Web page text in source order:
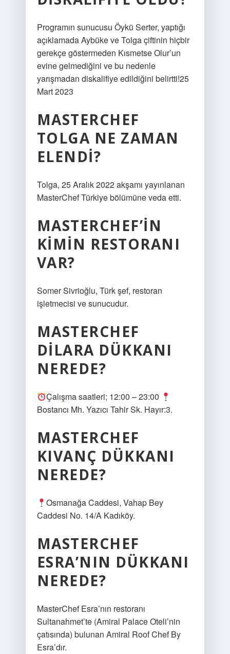
Programın sunucusu Öykü Serter, yaptığı
açıklamada Aybüke ve Tolga çiftinin hiçbir
gerekçe göstermeden Kısmetse Olur’un
evine gelmediğini ve bu nedenle
yarışmadan diskalifiye edildiğini belirtti!25
Mart 2023
MASTERCHEF
TOLGA NE ZAMAN
ELENDI?
Tolga, 25 Aralık 2022 akşamı yayınlanan
MasterChef Türkiye bölümüne veda etti.
MASTERCHEF’IN
KIMIN RESTORANI
VAR?
Somer Sivrioğlu, Türk şef, restoran
işletmecisi ve sunucudur.
MASTERCHEF
DILARA DÜKKANI
NEREDE?
Çalışma saatleri; 12:00 – 23:00
Bostancı Mh. Yazıcı Tahir Sk. Hayır:3.
MASTERCHEF
KIVANÇ DÜKKANI
NEREDE?
Osmanağa Caddesi, Vahap Bey
Caddesi No. 14/A Kadıköy.
MASTERCHEF
ESRA’NIN DÜKKANI
NEREDE?
MasterChef Esra’nın restoranı
Sultanahmet’te (Amiral Palace Oteli’nin
çatısında) bulunan Amiral Roof Chef By
Esra’dır.